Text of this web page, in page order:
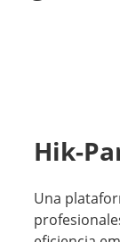
Hik-
Una